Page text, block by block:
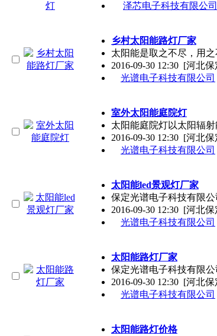
泽芯电子科技有限公司
乡村太阳能路灯厂家
太阳能是取之不尽，用
2016-09-30 12:30 [河北保
光谱电子科技有限公司
室外太阳能庭院灯
太阳能庭院灯以太阳辐
2016-09-30 12:30 [河北保
光谱电子科技有限公司
太阳能led景观灯厂家
保定光谱电子科技有限
2016-09-30 12:30 [河北保
光谱电子科技有限公司
太阳能路灯厂家
保定光谱电子科技有限
2016-09-30 12:30 [河北保
光谱电子科技有限公司
太阳能路灯价格